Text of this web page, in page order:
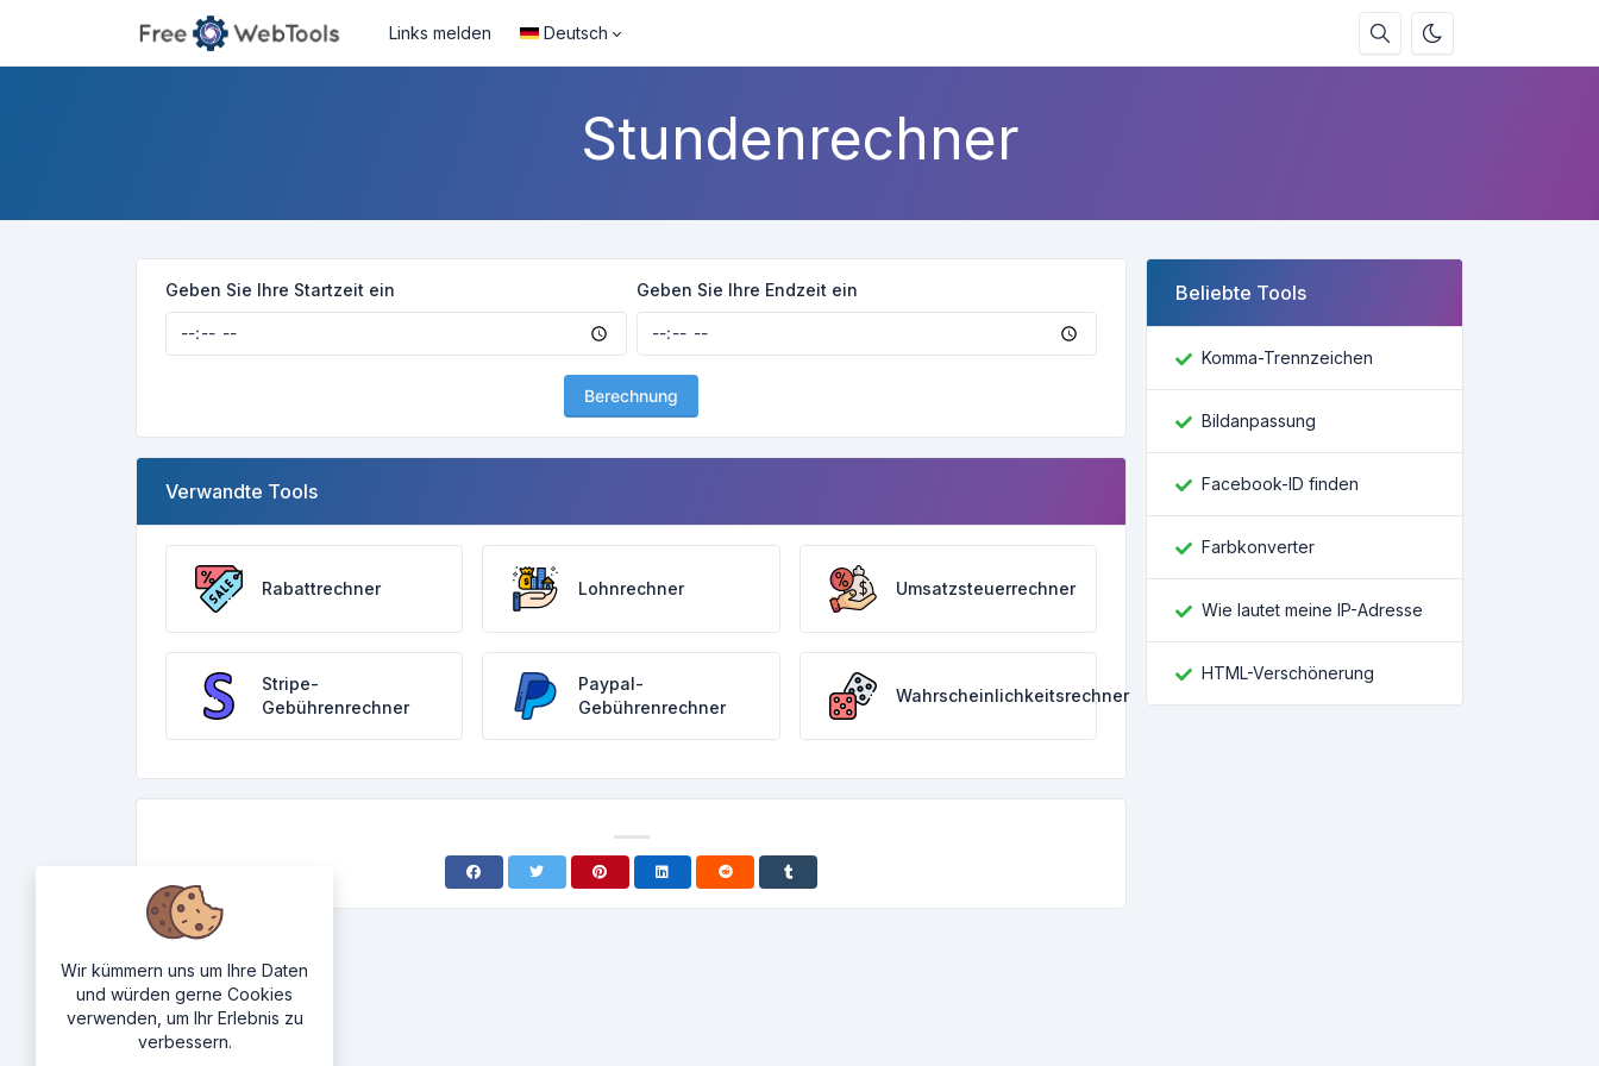
Links melden Deutsch
Stundenrechner
Geben Sie Ihre Startzeit ein Geben Sie Ihre Endzeit ein
Berechnung
Verwandte Tools
Rabattrechner Lohnrechner Umsatzsteuerrechner
Stripe-
Gebührenrechner
Paypal-
Gebührenrechner
Wahrscheinlichkeitsrechner
Beliebte Tools
Komma-Trennzeichen
Bildanpassung
Facebook-ID finden
Farbkonverter
Wie lautet meine IP-Adresse
HTML-Verschönerung
Wir kümmern uns um Ihre Daten
und würden gerne Cookies
verwenden, um Ihr Erlebnis zu
verbessern.